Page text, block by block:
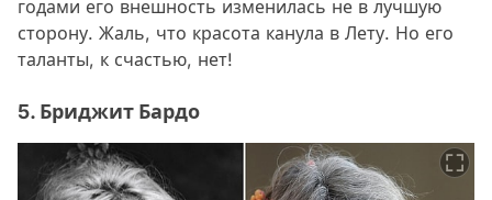
годами его внешность изменилась не в лучшую
сторону. Жаль, что красота канула в Лету. Но его
таланты, к счастью, нет!
5. Бриджит Бардо